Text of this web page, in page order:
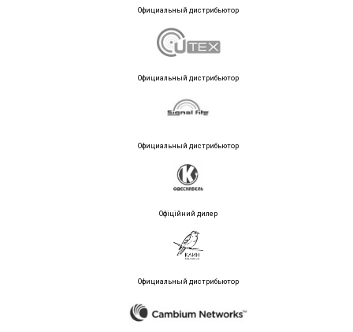
Официальный дистрибьютор
Официальный дистрибьютор
Официальный дистрибьютор
Офіційний дилер
Официальный дистрибьютор